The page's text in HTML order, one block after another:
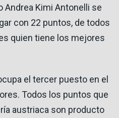
Andrea Kimi Antonelli se
con 22 puntos, de todos
quien tiene los mejores
el tercer puesto en el
Todos los puntos que
austriaca son producto